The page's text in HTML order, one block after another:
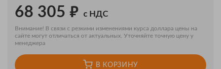
68 305 ₽ с НДС
Внимание! В связи с резкими изменениями курса доллара цены на
сайте могут отличаться от актуальных. Уточняйте точную цену у
менеджера
В КОРЗИНУ